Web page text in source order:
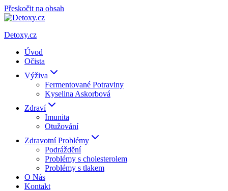
Přeskočit na obsah
Detoxy.cz
Úvod
Očista
Výživa
Fermentované Potraviny
Kyselina Askorbová
Zdraví
Imunita
Otužování
Zdravotní Problémy
Podráždění
Problémy s cholesterolem
Problémy s tlakem
O Nás
Kontakt